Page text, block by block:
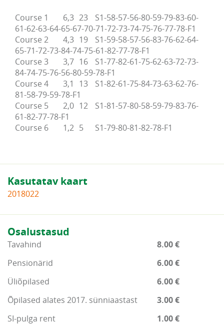
Course 1	6,3	23	S1-58-57-56-80-59-79-83-60-
61-62-63-64-65-67-70-71-72-73-74-75-76-77-78-F1
Course 2	4,3	19	S1-59-58-57-56-83-76-62-64-
65-71-72-73-84-74-75-61-82-77-78-F1
Course 3	3,7	16	S1-77-82-61-75-62-63-72-73-
84-74-75-76-56-80-59-78-F1
Course 4	3,1	13	S1-82-61-75-84-73-63-62-76-
81-58-79-59-78-F1
Course 5	2,0	12	S1-81-57-80-58-59-79-83-76-
61-82-77-78-F1
Course 6	1,2	5	S1-79-80-81-82-78-F1
Kasutatav kaart
2018022
Osalustasud
Tavahind
8.00 €
Pensionärid
6.00 €
Üliõpilased
6.00 €
Õpilased alates 2017. sünniaastast
3.00 €
SI-pulga rent
1.00 €